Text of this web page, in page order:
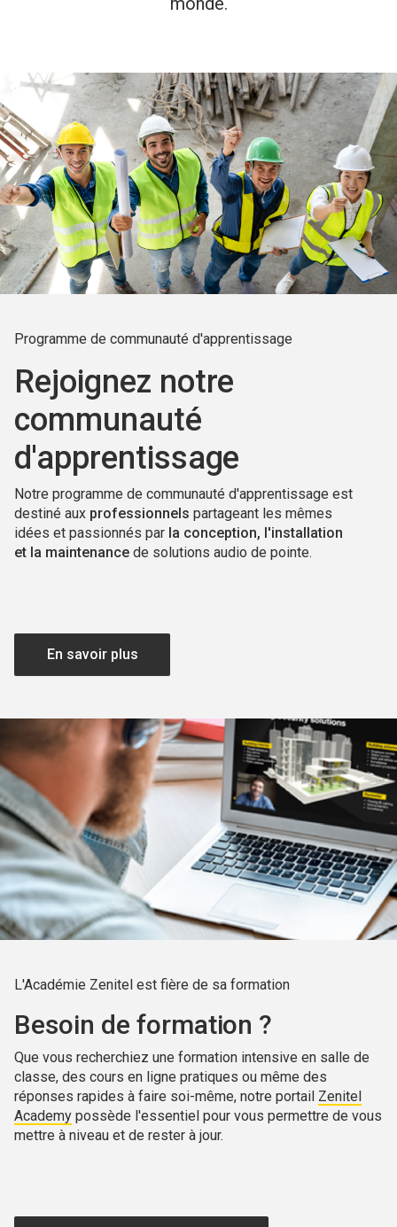
Programme de communauté d'apprentissage
Rejoignez notre
communauté
d'apprentissage
Notre programme de communauté d'apprentissage est
destiné aux professionnels partageant les mêmes
idées et passionnés par la conception, l'installation
et la maintenance de solutions audio de pointe.
En savoir plus
L'Académie Zenitel est fière de sa formation
Besoin de formation ?
Que vous recherchiez une formation intensive en salle de
classe, des cours en ligne pratiques ou même des
réponses rapides à faire soi-même, notre portail Zenitel
Academy possède l'essentiel pour vous permettre de vous
mettre à niveau et de rester à jour.